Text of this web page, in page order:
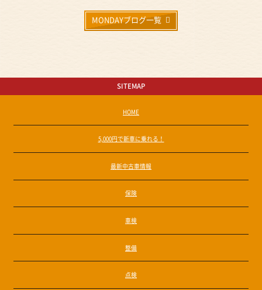
MONDAYブログ一覧
SITEMAP
HOME
5,000円で新車に乗れる！
最新中古車情報
保険
車検
整備
点検